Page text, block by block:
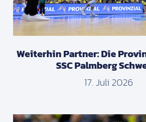
Weiterhin Partner: Die
SSC Palmberg
17. Juli 2026